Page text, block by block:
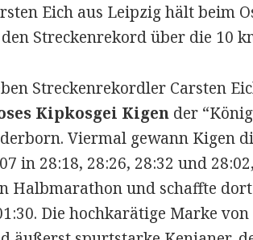
Eich aus Leipzig hält beim
Streckenrekord über die 10
Streckenrekordler Carsten
Kipkosgei Kigen der
Viermal gewann Kigen
in 28:18, 28:26, 28:32 und
Halbmarathon und schaffte
Die hochkarätige Marke